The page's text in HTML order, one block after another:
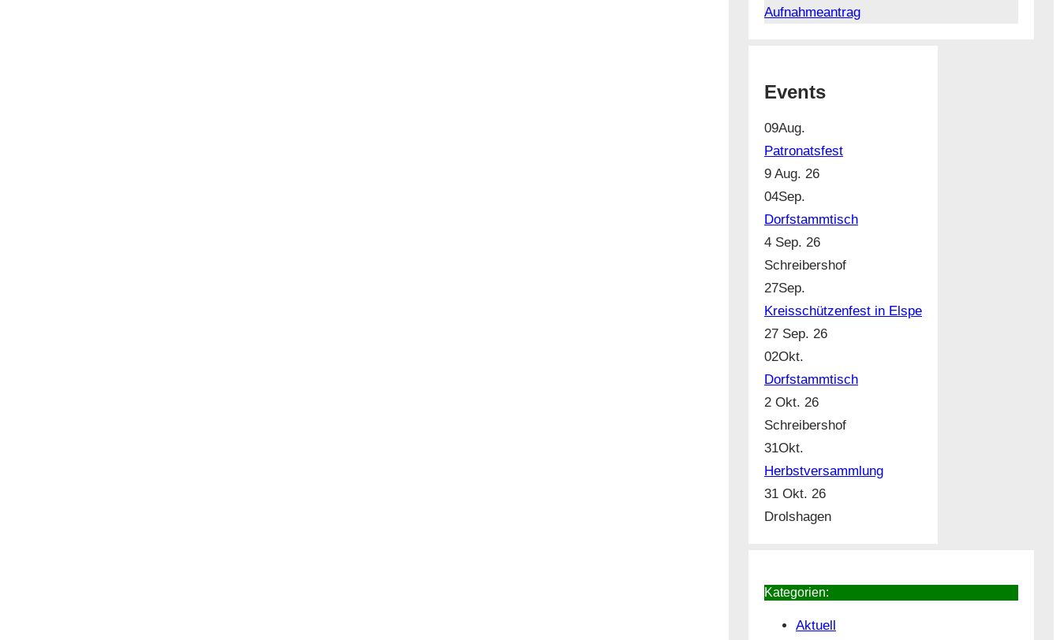
Aufnahmeantrag
Events
09Aug.
Patronatsfest
9 Aug. 26
04Sep.
Dorfstammtisch
4 Sep. 26
Schreibershof
27Sep.
Kreisschützenfest in Elspe
27 Sep. 26
02Okt.
Dorfstammtisch
2 Okt. 26
Schreibershof
31Okt.
Herbstversammlung
31 Okt. 26
Drolshagen
Kategorien:
Aktuell